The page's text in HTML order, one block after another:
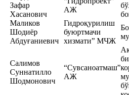
Зафар
Хасанович
АЖ
Маликов
Шодиёр
Абдуғаниевич
Гидроқурилиш
буюртмачи
хизмати” МЧЖ
Салимов
Суннатилло
Шодмонович
“Сувсаноатмаш”
АЖ